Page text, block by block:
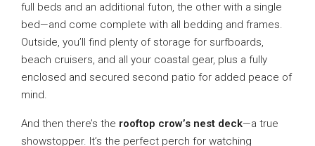
full beds and an additional futon, the other with a single
bed—and come complete with all bedding and frames.
Outside, you’ll find plenty of storage for surfboards,
beach cruisers, and all your coastal gear, plus a fully
enclosed and secured second patio for added peace of
mind.
And then there’s the rooftop crow’s nest deck—a true
showstopper. It’s the perfect perch for watching